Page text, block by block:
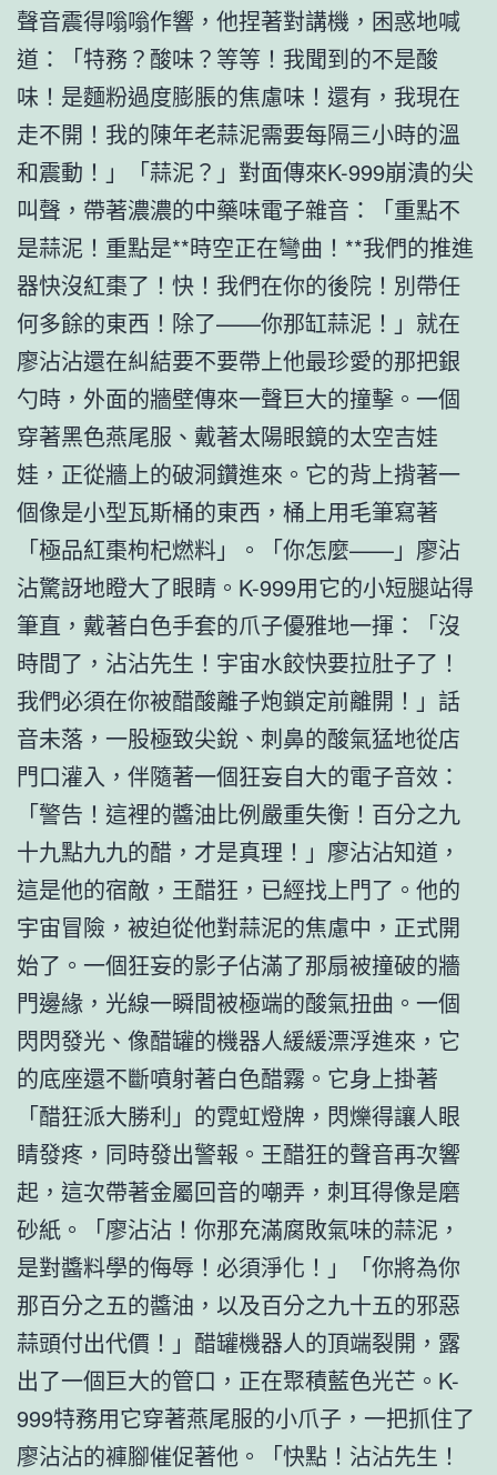
聲音震得嗡嗡作響，他捏著對講機，困惑地喊
道：「特務？酸味？等等！我聞到的不是酸
味！是麵粉過度膨脹的焦慮味！還有，我現在
走不開！我的陳年老蒜泥需要每隔三小時的溫
和震動！」「蒜泥？」對面傳來K-999崩潰的尖
叫聲，帶著濃濃的中藥味電子雜音：「重點不
是蒜泥！重點是**時空正在彎曲！**我們的推進
器快沒紅棗了！快！我們在你的後院！別帶任
何多餘的東西！除了——你那缸蒜泥！」就在
廖沾沾還在糾結要不要帶上他最珍愛的那把銀
勺時，外面的牆壁傳來一聲巨大的撞擊。一個
穿著黑色燕尾服、戴著太陽眼鏡的太空吉娃
娃，正從牆上的破洞鑽進來。它的背上揹著一
個像是小型瓦斯桶的東西，桶上用毛筆寫著
「極品紅棗枸杞燃料」。「你怎麼——」廖沾
沾驚訝地瞪大了眼睛。K-999用它的小短腿站得
筆直，戴著白色手套的爪子優雅地一揮：「沒
時間了，沾沾先生！宇宙水餃快要拉肚子了！
我們必須在你被醋酸離子炮鎖定前離開！」話
音未落，一股極致尖銳、刺鼻的酸氣猛地從店
門口灌入，伴隨著一個狂妄自大的電子音效：
「警告！這裡的醬油比例嚴重失衡！百分之九
十九點九九的醋，才是真理！」廖沾沾知道，
這是他的宿敵，王醋狂，已經找上門了。他的
宇宙冒險，被迫從他對蒜泥的焦慮中，正式開
始了。一個狂妄的影子佔滿了那扇被撞破的牆
門邊緣，光線一瞬間被極端的酸氣扭曲。一個
閃閃發光、像醋罐的機器人緩緩漂浮進來，它
的底座還不斷噴射著白色醋霧。它身上掛著
「醋狂派大勝利」的霓虹燈牌，閃爍得讓人眼
睛發疼，同時發出警報。王醋狂的聲音再次響
起，這次帶著金屬回音的嘲弄，刺耳得像是磨
砂紙。「廖沾沾！你那充滿腐敗氣味的蒜泥，
是對醬料學的侮辱！必須淨化！」「你將為你
那百分之五的醬油，以及百分之九十五的邪惡
蒜頭付出代價！」醋罐機器人的頂端裂開，露
出了一個巨大的管口，正在聚積藍色光芒。K-
999特務用它穿著燕尾服的小爪子，一把抓住了
廖沾沾的褲腳催促著他。「快點！沾沾先生！